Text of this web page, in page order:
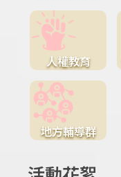
人權教育
地方輔導群